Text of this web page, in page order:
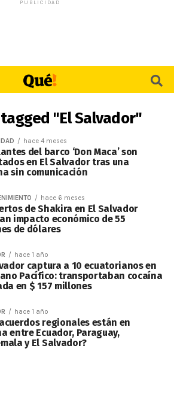
PUBLICIDAD
"El Salvador"
hace 4 meses
del barco ‘Don Maca’ son
en El Salvador tras una
sin comunicación
hace 6 meses
de Shakira en El Salvador
impacto económico de 55
de dólares
hace 1 año
captura a 10 ecuatorianos en
Pacífico: transportaban cocaína
en $ 157 millones
hace 1 año
regionales están en
entre Ecuador, Paraguay,
y El Salvador?